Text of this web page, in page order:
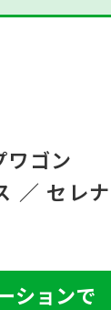
ワゴン
／ セレナ
ションで